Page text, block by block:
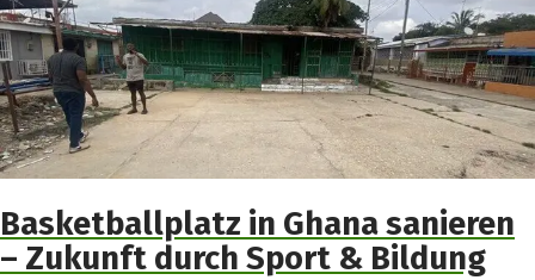
Basketballplatz in Ghana sanieren
– Zukunft durch Sport & Bildung